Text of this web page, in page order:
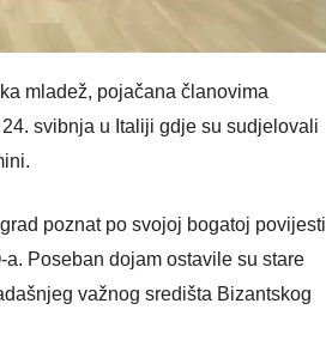
mladež, pojačana članovima
svibnja u Italiji gdje su sudjelovali
poznat po svojoj bogatoj povijesti
Poseban dojam ostavile su stare
važnog središta Bizantskog